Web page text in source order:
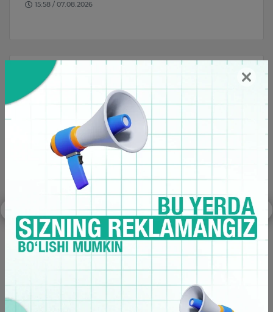
09:11 / 07.08.2026
Бу ҳам қизиқ
Трамп: “АҚШга миллионлаб ноқонуний
муҳожирлар киришининг олдини олдим”
шаҳрида бўлиб ўтган тадбирда мамлакатга
ноқонуний муҳожирлар оқими тўхтатилганини
маъл…